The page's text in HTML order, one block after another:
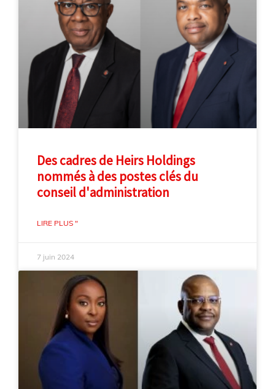
Des cadres de Heirs Holdings
nommés à des postes clés du
conseil d'administration
LIRE PLUS "
7 juin 2024